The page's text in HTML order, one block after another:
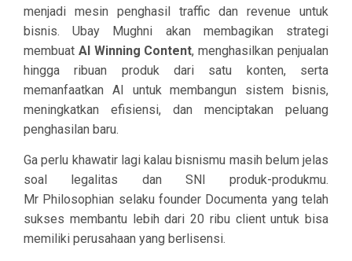
menjadi mesin penghasil traffic dan revenue untuk
bisnis. Ubay Mughni akan membagikan strategi
membuat AI Winning Content, menghasilkan penjualan
hingga ribuan produk dari satu konten, serta
memanfaatkan AI untuk membangun sistem bisnis,
meningkatkan efisiensi, dan menciptakan peluang
penghasilan baru.
Ga perlu khawatir lagi kalau bisnismu masih belum jelas
soal legalitas dan SNI produk-produkmu.
Mr Philosophian selaku founder Documenta yang telah
sukses membantu lebih dari 20 ribu client untuk bisa
memiliki perusahaan yang berlisensi.